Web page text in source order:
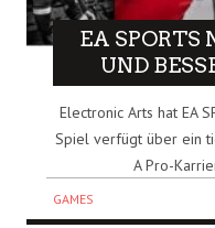
EA SPORTS
UND
Electronic Arts hat EA
Spiel verfügt über ein
A Pro-
GAMES